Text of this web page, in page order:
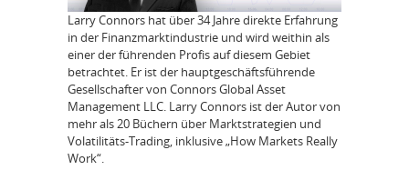
Larry Connors hat über 34 Jahre direkte Erfahrung
in der Finanzmarktindustrie und wird weithin als
einer der führenden Profis auf diesem Gebiet
betrachtet. Er ist der hauptgeschäftsführende
Gesellschafter von Connors Global Asset
Management LLC. Larry Connors ist der Autor von
mehr als 20 Büchern über Marktstrategien und
Volatilitäts-Trading, inklusive „How Markets Really
Work“.